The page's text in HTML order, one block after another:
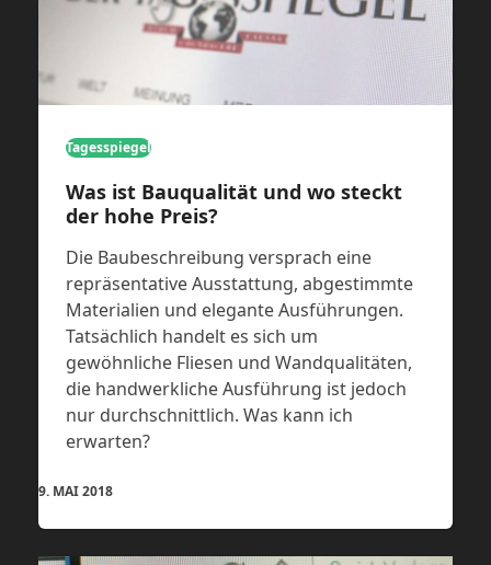
Tagesspiegel
Was ist Bauqualität und wo steckt
der hohe Preis?
Die Baubeschreibung versprach eine
repräsentative Ausstattung, abgestimmte
Materialien und elegante Ausführungen.
Tatsächlich handelt es sich um
gewöhnliche Fliesen und Wandqualitäten,
die handwerkliche Ausführung ist jedoch
nur durchschnittlich. Was kann ich
erwarten?
9. MAI 2018